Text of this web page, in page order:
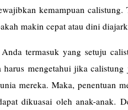
kemampuan
makin cepat atau dini
termasuk yang setuju
mengetahui jika
mereka. Maka, penentuan
dikuasai oleh anak-anak.